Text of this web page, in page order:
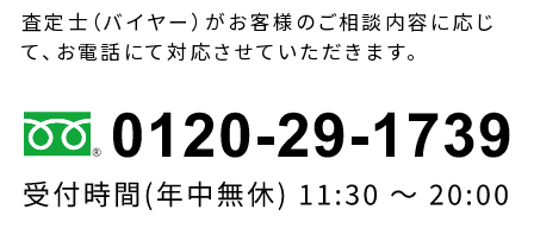
査定士（バイヤー）がお客様のご相談内容に応じ
て、お電話にて対応させていただきます。